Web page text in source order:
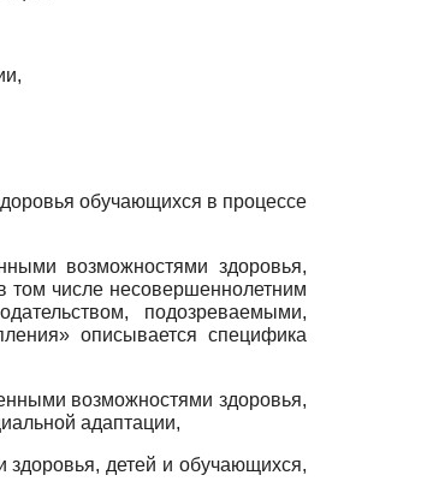
обучающихся в процессе
возможностями здоровья,
том числе несовершеннолетним
подозреваемыми,
описывается специфика
возможностями здоровья,
адаптации,
здоровья, детей и обучающихся,